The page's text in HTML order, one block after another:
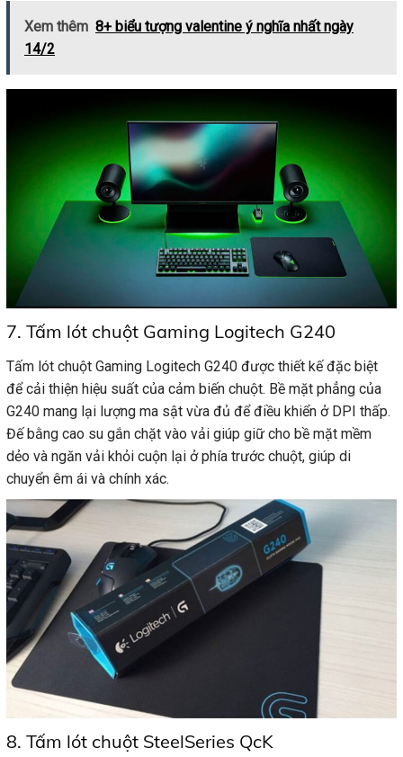
Xem thêm 8+ biểu tượng valentine ý nghĩa nhất ngày
14/2
7. Tấm lót chuột Gaming Logitech G240
Tấm lót chuột Gaming Logitech G240 được thiết kế đặc biệt
để cải thiện hiệu suất của cảm biến chuột. Bề mặt phẳng của
G240 mang lại lượng ma sật vừa đủ để điều khiển ở DPI thấp.
Đế bằng cao su gắn chặt vào vải giúp giữ cho bề mặt mềm
dẻo và ngăn vải khỏi cuộn lại ở phía trước chuột, giúp di
chuyển êm ái và chính xác.
8. Tấm lót chuột SteelSeries QcK